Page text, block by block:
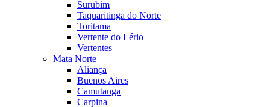
Surubim
Taquaritinga do Norte
Toritama
Vertente do Lério
Vertentes
Mata Norte
Aliança
Buenos Aires
Camutanga
Carpina